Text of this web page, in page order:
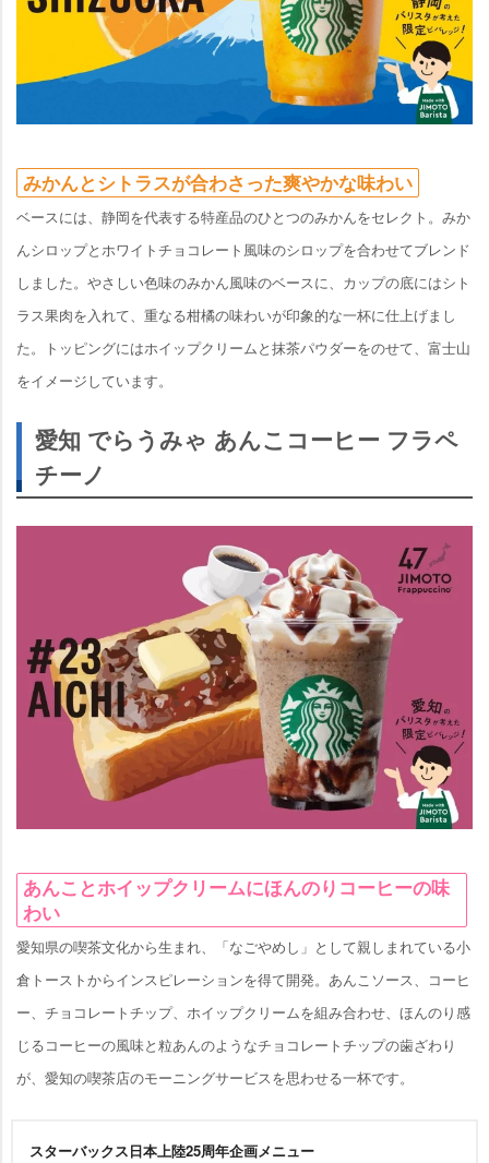
みかんとシトラスが合わさった爽やかな味わい
ベースには、静岡を代表する特産品のひとつのみかんをセレクト。みか
んシロップとホワイトチョコレート風味のシロップを合わせてブレンド
しました。やさしい色味のみかん風味のベースに、カップの底にはシト
ラス果肉を入れて、重なる柑橘の味わいが印象的な一杯に仕上げまし
た。トッピングにはホイップクリームと抹茶パウダーをのせて、富士山
をイメージしています。
愛知 でらうみゃ あんこコーヒー フラペ
チーノ
あんことホイップクリームにほんのりコーヒーの味
わい
愛知県の喫茶文化から生まれ、「なごやめし」として親しまれている小
倉トーストからインスピレーションを得て開発。あんこソース、コーヒ
ー、チョコレートチップ、ホイップクリームを組み合わせ、ほんのり感
じるコーヒーの風味と粒あんのようなチョコレートチップの歯ざわり
が、愛知の喫茶店のモーニングサービスを思わせる一杯です。
スターバックス日本上陸25周年企画メニュー